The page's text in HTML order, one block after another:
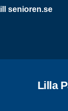
senioren.se
Lilla